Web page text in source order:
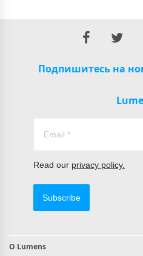
Подпишитесь на
Read our privacy policy.
Subscribe
О Lumens